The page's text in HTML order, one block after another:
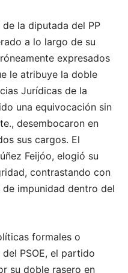
la diputada del PP
a lo largo de su
expresados
le atribuye la doble
Jurídicas de la
una equivocación sin
desembocaron en
sus cargos. El
Feijóo, elogió su
contrastando con
impunidad dentro del
formales o
PSOE, el partido
su doble rasero en